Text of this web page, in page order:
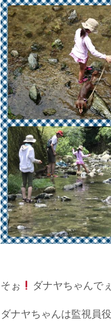
そぉ ダナヤちゃんで
ダナヤちゃんは監視員